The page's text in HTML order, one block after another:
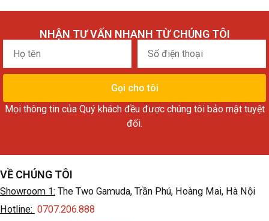
NHẬN TƯ VẤN NHANH TỪ CHÚNG TÔI
Họ
tên
điện
thoại
Gọi cho tôi
Mọi thông tin của Quý khách đều được chúng tôi bảo mật tuyệt
đối.
VỀ CHÚNG TÔI
Showroom 1: The Two Gamuda, Trần Phú, Hoàng Mai, Hà Nội
Hotline: 0707.206.888